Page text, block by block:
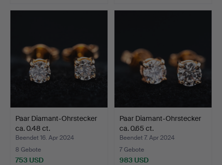
Paar Diamant-Ohrstecker
ca. 0.48 ct.
Beendet 16. Apr 2024
8 Gebote
753 USD
Paar Diamant-Ohrstecker
ca. 0.65 ct.
Beendet 7. Apr 2024
7 Gebote
983 USD